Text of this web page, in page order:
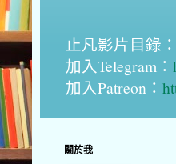
止凡影片目錄：
加入Telegram：
加入Patreon：
關於我